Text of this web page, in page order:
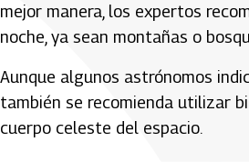
mejor manera, los expertos
noche, ya sean montañas o
Aunque algunos astrónomos
también se recomienda utilizar
cuerpo celeste del espacio.